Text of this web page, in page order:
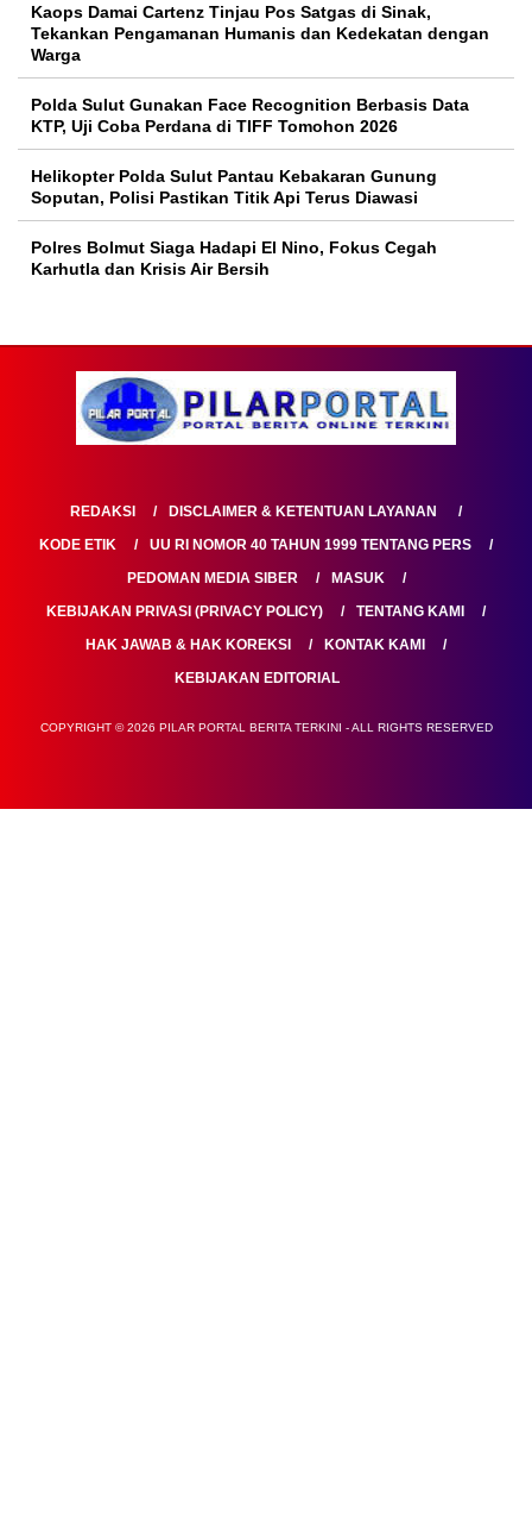
Kaops Damai Cartenz Tinjau Pos Satgas di Sinak,
Tekankan Pengamanan Humanis dan Kedekatan dengan
Warga
Polda Sulut Gunakan Face Recognition Berbasis Data
KTP, Uji Coba Perdana di TIFF Tomohon 2026
Helikopter Polda Sulut Pantau Kebakaran Gunung
Soputan, Polisi Pastikan Titik Api Terus Diawasi
Polres Bolmut Siaga Hadapi El Nino, Fokus Cegah
Karhutla dan Krisis Air Bersih
REDAKSI
DISCLAIMER & KETENTUAN LAYANAN
KODE ETIK
UU RI NOMOR 40 TAHUN 1999 TENTANG PERS
PEDOMAN MEDIA SIBER
MASUK
KEBIJAKAN PRIVASI (PRIVACY POLICY)
TENTANG KAMI
HAK JAWAB & HAK KOREKSI
KONTAK KAMI
KEBIJAKAN EDITORIAL
COPYRIGHT © 2026 PILAR PORTAL BERITA TERKINI - ALL RIGHTS RESERVED